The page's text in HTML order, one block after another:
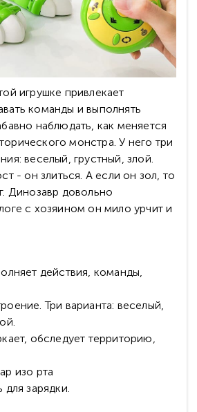
игрушке привлекает
команды и выполнять
наблюдать, как меняется
монстра. У него три
веселый, грустный, злой.
- он злиться. А если он зол, то
Динозавр довольно
с хозяином он мило урчит и
действия, команды,
Три варианта: веселый,
обследует территорию,
изо рта
для зарядки.